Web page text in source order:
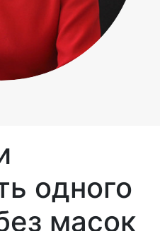
одного
масок